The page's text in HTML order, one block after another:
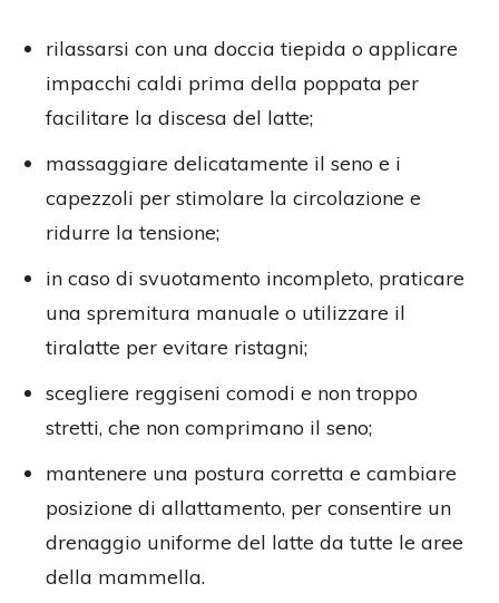
rilassarsi con una doccia tiepida o applicare
impacchi caldi prima della poppata per
facilitare la discesa del latte;
massaggiare delicatamente il seno e i
capezzoli per stimolare la circolazione e
ridurre la tensione;
in caso di svuotamento incompleto, praticare
una spremitura manuale o utilizzare il
tiralatte per evitare ristagni;
scegliere reggiseni comodi e non troppo
stretti, che non comprimano il seno;
mantenere una postura corretta e cambiare
posizione di allattamento, per consentire un
drenaggio uniforme del latte da tutte le aree
della mammella.